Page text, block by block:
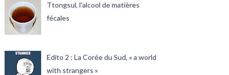
Ttongsul, l'alcool de matières
fécales
Edito 2 : La Corée du Sud, « a world
with strangers »